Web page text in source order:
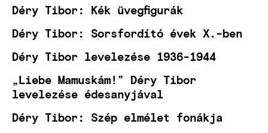
Déry Tibor: Kék üvegfigurák
Déry Tibor: Sorsfordító évek X.-ben
Déry Tibor levelezése 1936-1944
„Liebe Mamuskám!” Déry Tibor
levelezése édesanyjával
Déry Tibor: Szép elmélet fonákja